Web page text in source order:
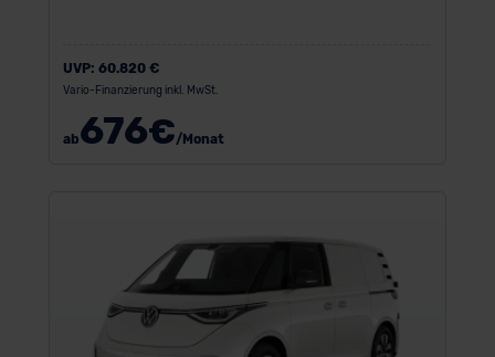
UVP: 60.820 €
Vario-Finanzierung inkl. MwSt.
ab676€/Monat